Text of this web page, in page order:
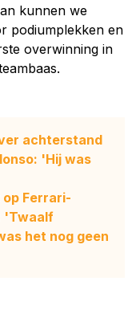
kunnen we
podiumplekken en
overwinning in
achterstand
'Hij was
Ferrari-
'Twaalf
het nog geen